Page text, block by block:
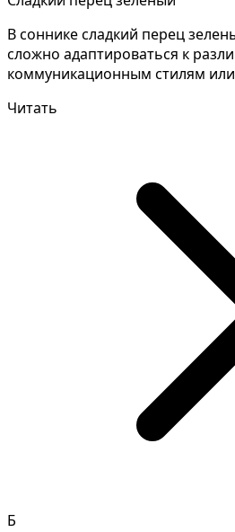
В соннике сладкий перец
сложно адаптироваться к
коммуникационным стилям
Читать
Б